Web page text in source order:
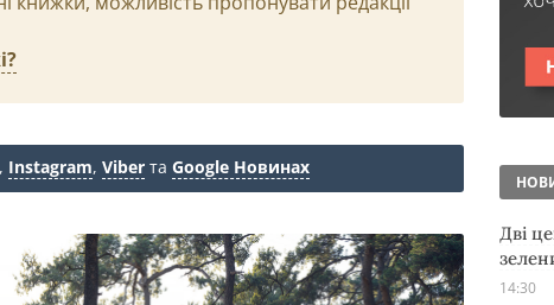
, Instagram, Viber та Google Новинах
Дві
14:30